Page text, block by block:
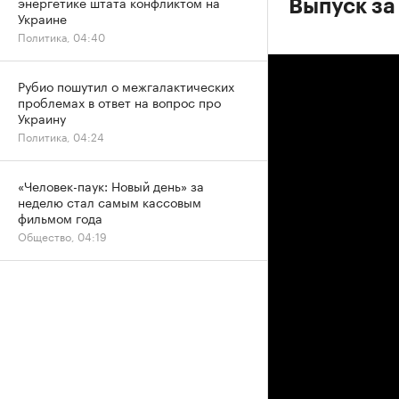
Выпуск
Украине
Политика, 04:40
Рубио пошутил о межгалактических
проблемах в ответ на вопрос про
Украину
Политика, 04:24
«Человек-паук: Новый день» за
неделю стал самым кассовым
фильмом года
Общество, 04:19